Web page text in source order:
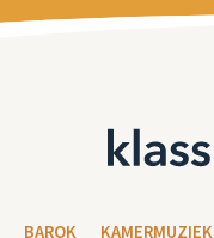
BAROK KAMERMUZIEK